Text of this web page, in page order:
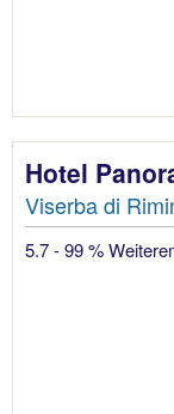
Hotel
Viserba di
5.7 - 99 %